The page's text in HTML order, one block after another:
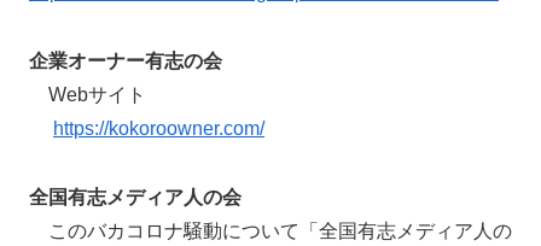
企業オーナー有志の会
Webサイト
https://kokoroowner.com/
全国有志メディア人の会
このバカコロナ騒動について「全国有志メディア人の